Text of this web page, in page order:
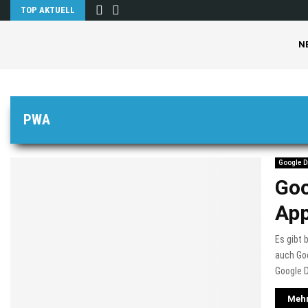
TOP AKTUELL
PWA
Google
Es gibt
auch
Google